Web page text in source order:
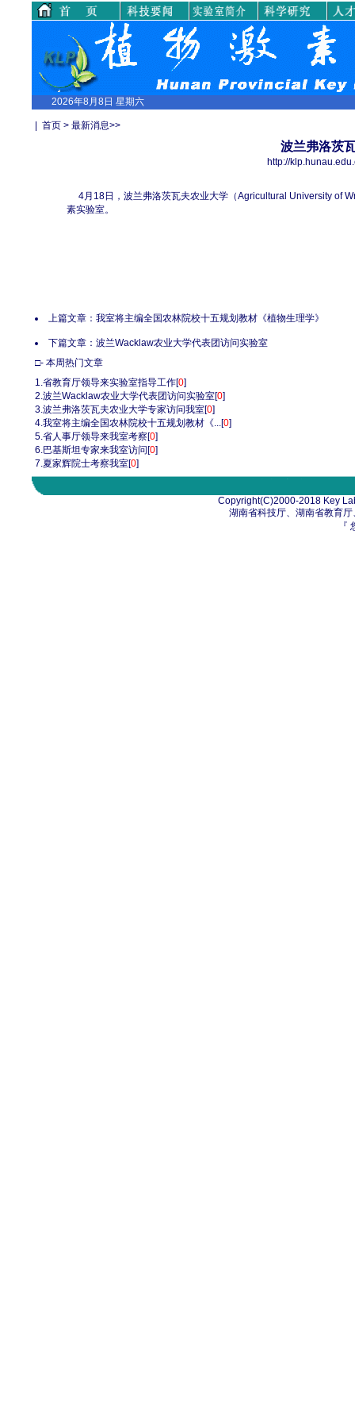
2026年8月8日 星期六
首页 > 最新消息>>
波兰弗洛茨
http://
4月18日，波兰弗洛茨瓦夫农业大学（Agricultural University of
素实验室。
上篇文章： 我室将主编全国农林院校十五规划教材《植物生理学》
下篇文章： 波兰Wacklaw农业大学代表团访问实验室
□- 本周热门文章
1.省教育厅领导来实验室指导工作[0]
2.波兰Wacklaw农业大学代表团访问实验室[0]
3.波兰弗洛茨瓦夫农业大学专家访问我室[0]
4.我室将主编全国农林院校十五规划教材《...[0]
5.省人事厅领导来我室考察[0]
6.巴基斯坦专家来我室访问[0]
7.夏家辉院士考察我室[0]
Copyright(C)2000-2018 Key
湖南省科技厅、湖南省教育
『